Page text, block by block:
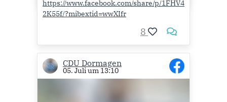
https://www.facebook.com/share/p/1FHV4
2K55f/?mibextid=wwXIfr
8
CDU Dormagen
05. Juli um 13:10